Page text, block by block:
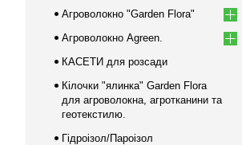
Агроволокно "Garden Flora"
Агроволокно Agreen.
КАСЕТИ для розсади
Кілочки "ялинка" Garden Flora
для агроволокна, агротканини та
геотекстилю.
Гідроізол/Пароізол